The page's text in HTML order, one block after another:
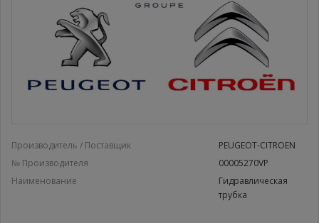
Производитель / Поставщик
PEUGEOT-CITROEN
№ Производителя
00005270VP
Наименование
Гидравлическая
трубка